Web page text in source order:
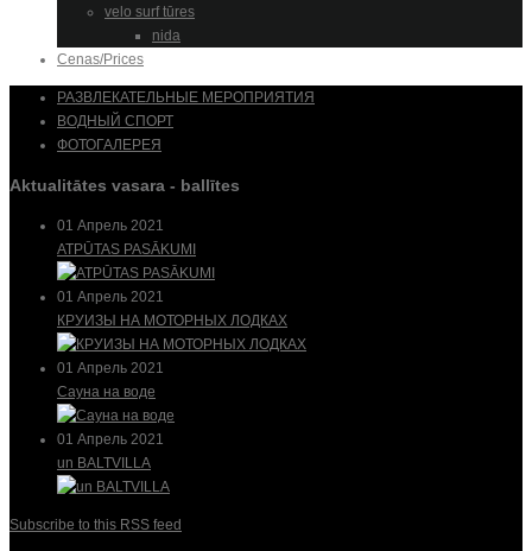
velo surf tūres
nida
Cenas/Prices
РАЗВЛЕКАТЕЛЬНЫЕ МЕРОПРИЯТИЯ
ВОДНЫЙ СПОРТ
ФОТОГАЛЕРЕЯ
Aktualitātes vasara - ballītes
01 Апрель 2021
ATPŪTAS PASĀKUMI
01 Апрель 2021
КРУИЗЫ НА МОТОРНЫХ ЛОДКАХ
01 Апрель 2021
Сауна на воде
01 Апрель 2021
un BALTVILLA
Subscribe to this RSS feed